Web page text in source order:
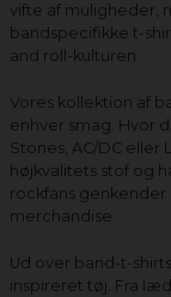
vifte af muligheder,
bandspecifikke t-
and roll-kulturen.
Vores kollektion af
enhver smag. Hvor
Stones, AC/DC eller
højkvalitets stof og
rockfans
merchandise.
Ud over band-t-
inspireret tøj. Fra